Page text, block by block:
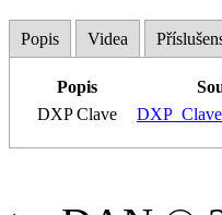
Popis
Videa
Popis
DXP Clave